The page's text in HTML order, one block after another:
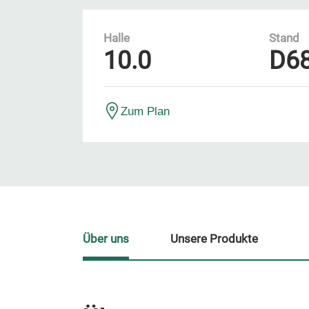
Halle
10.0
Stand
Zum Plan
Über uns Unsere Produkte